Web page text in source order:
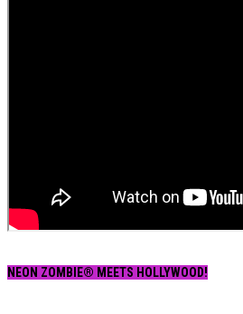
NEON ZOMBIE® MEETS HOLLYWOOD!